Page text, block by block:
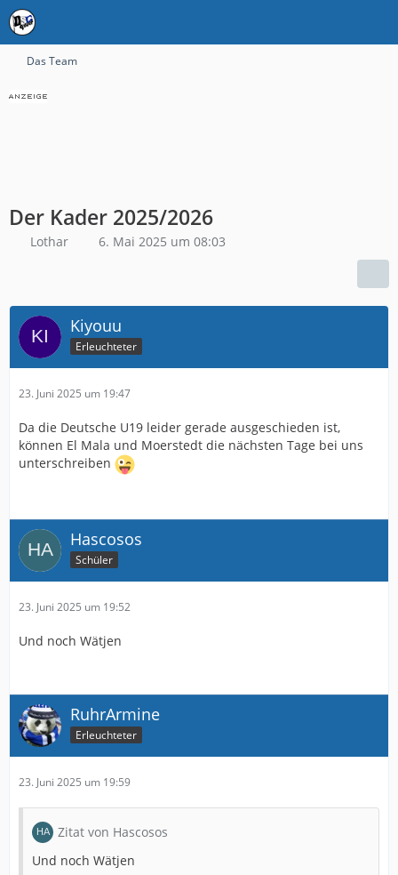
Das Team
Der Kader 2025/2026
Lothar 6. Mai 2025 um 08:03
Kiyouu
Erleuchteter
23. Juni 2025 um 19:47
Da die Deutsche U19 leider gerade ausgeschieden ist,
können El Mala und Moerstedt die nächsten Tage bei uns
unterschreiben
Hascosos
Schüler
23. Juni 2025 um 19:52
Und noch Wätjen
RuhrArmine
Erleuchteter
23. Juni 2025 um 19:59
Zitat von Hascosos
Und noch Wätjen